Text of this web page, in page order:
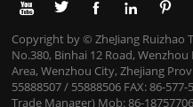
    
Copyright by © ZheJiang Ruizhao
No.380, Binhai 12 Road,
Area, Wenzhou City, Zhejiang
55888507 / 55888506 FAX: 86-
Trade Manager) Mob: 86-